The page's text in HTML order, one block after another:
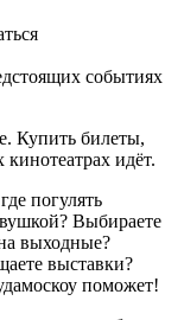
событиях
Купить билеты,
идёт.
погулять
Выбираете
выходные?
выставки?
поможет!